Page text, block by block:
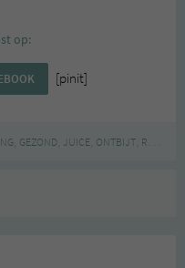
op:
[pinit]
, GEZOND, JUICE, ONTBIJT, REVIEW